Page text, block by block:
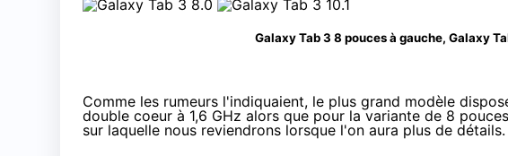
Galaxy Tab 3 8 pouces à gauche, Galaxy
Comme les rumeurs l'indiquaient, le plus grand modèle
double coeur à 1,6 GHz alors que pour la variante de 8
sur laquelle nous reviendrons lorsque l'on aura plus de détails.